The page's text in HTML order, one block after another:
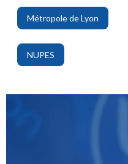
Métropole de Lyon
,
NUPES